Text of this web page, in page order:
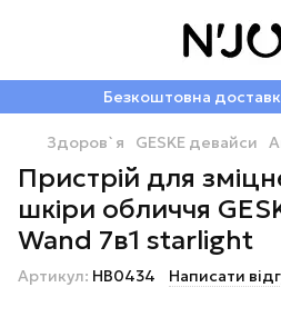
Безкоштовна
Здоров`я GESKE девайси
Пристрій для
шкіри обличчя
Wand 7в1 starlight
Артикул: HB0434 Написати